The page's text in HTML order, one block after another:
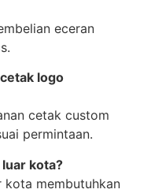
eceran
logo
cetak custom
permintaan.
kota?
kota membutuhkan